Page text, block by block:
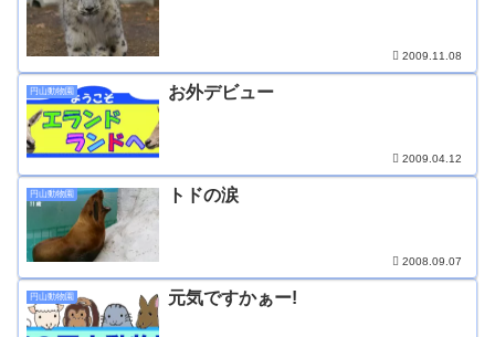
2009.11.08
円山動物園 お外デビュー
2009.04.12
円山動物園 トドの涙
2008.09.07
円山動物園 元気ですかぁー!